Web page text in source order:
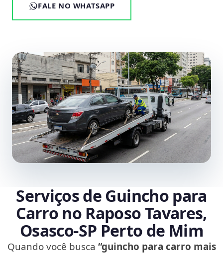
FALE NO WHATSAPP
Serviços de Guincho para
Carro no Raposo Tavares,
Osasco‑SP Perto de Mim
Quando você busca “guincho para carro mais